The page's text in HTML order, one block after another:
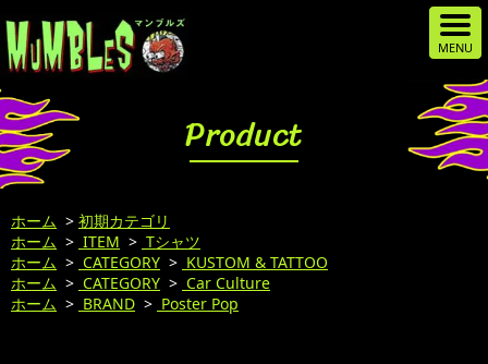
Product
ホーム > 初期カテゴリ
ホーム > ITEM > Tシャツ
ホーム > CATEGORY > KUSTOM & TATTOO
ホーム > CATEGORY > Car Culture
ホーム > BRAND > Poster Pop